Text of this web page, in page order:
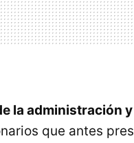
la administración
que antes